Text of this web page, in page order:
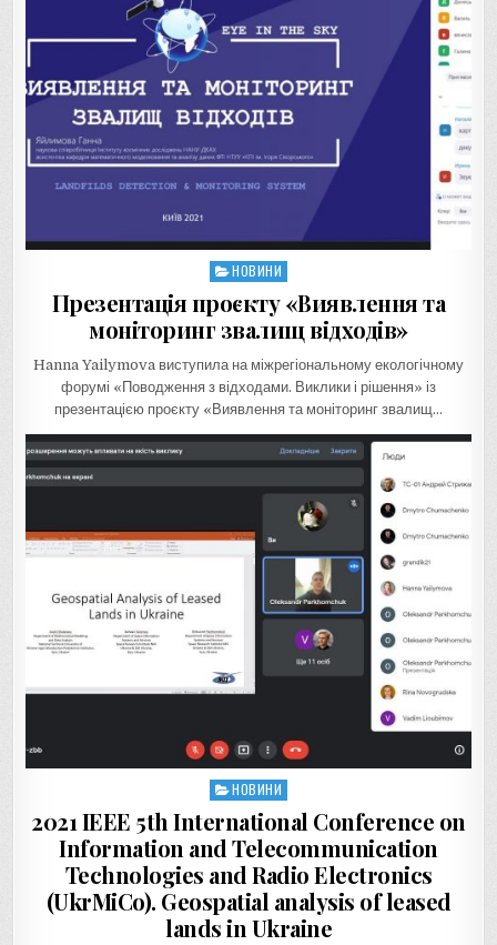
Posted
НОВИНИ
Презентація проєкту «Виявлення та
моніторинг звалищ відходів»
Hanna Yailymova виступила на міжрегіональному екологічному
форумі «Поводження з відходами. Виклики і рішення» із
презентацією проєкту «Виявлення та моніторинг звалищ…
Posted
НОВИНИ
2021 IEEE 5th International Conference on
Information and Telecommunication
Technologies and Radio Electronics
(UkrMiCo). Geospatial analysis of leased
lands in Ukraine